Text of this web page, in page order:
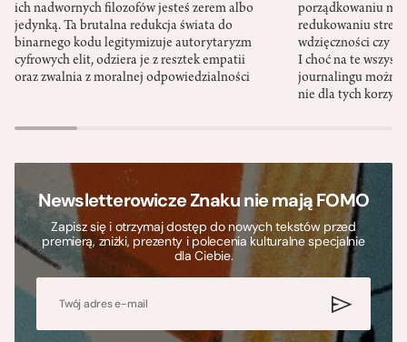
ich nadwornych filozofów jesteś zerem albo
jedynką. Ta brutalna redukcja świata do
binarnego kodu legitymizuje autorytaryzm
cyfrowych elit, odziera je z resztek empatii
oraz zwalnia z moralnej odpowiedzialności
porządkowaniu
redukowaniu
wdzięczności czy
I choć na te
journalingu można
nie dla tych
Newsletterowicze Znaku nie mają FOMO
Zapisz się i otrzymaj dostęp do nowych tekstów przed
premierą, zniżki, prezenty i polecenia kulturalne specjalnie
dla Ciebie.